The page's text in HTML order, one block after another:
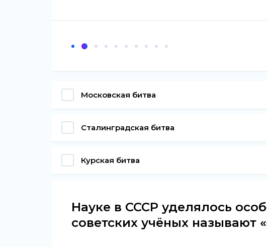
Московская битва
Сталинградская битва
Курская битва
Науке в СССР уделялось
советских учёных называют